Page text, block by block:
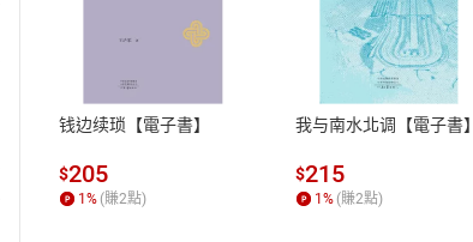
付款方式
ATM轉帳、信用卡、LINE PAY、AFTEE
钱边续琐【電子書】
$205
1 % (賺2點)
我与南水北调【電子書】
$215
1 % (賺2點)